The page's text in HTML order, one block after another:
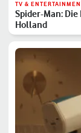
TV &
Spider-Man:
Holland